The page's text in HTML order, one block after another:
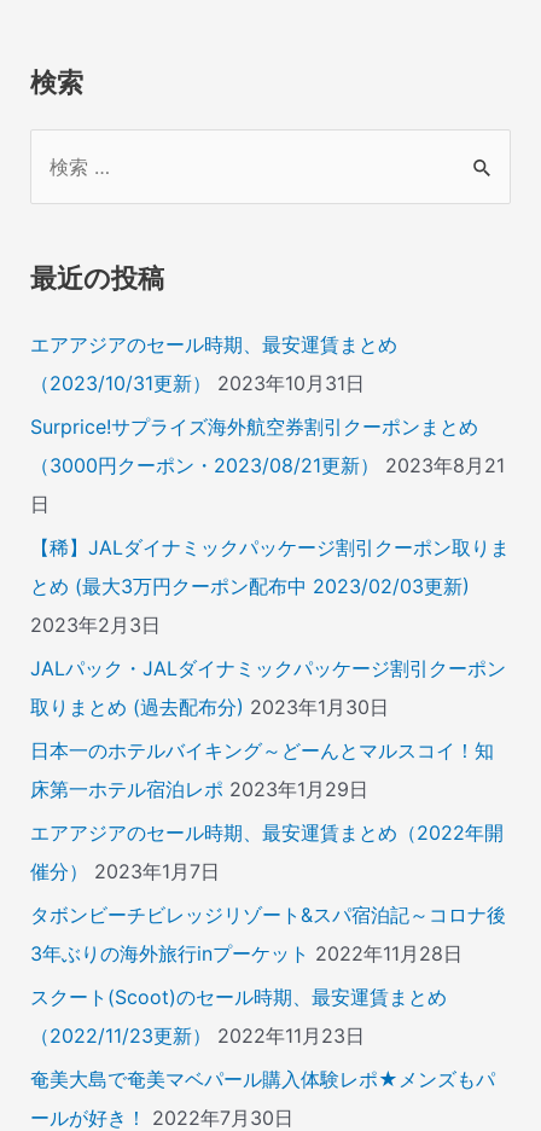
検索
象
最近の投稿
エアアジアのセール時期、最安運賃まとめ
（2023/10/31更新）
2023年10月31日
Surprice!サプライズ海外航空券割引クーポンまとめ
（3000円クーポン・2023/08/21更新）
2023年8月21
日
【稀】JALダイナミックパッケージ割引クーポン取りま
とめ (最大3万円クーポン配布中 2023/02/03更新)
2023年2月3日
JALパック・JALダイナミックパッケージ割引クーポン
取りまとめ (過去配布分) 2023年1月30日
日本一のホテルバイキング～どーんとマルスコイ！知
床第一ホテル宿泊レポ 2023年1月29日
エアアジアのセール時期、最安運賃まとめ（2022年開
催分）
2023年1月7日
タボンビーチビレッジリゾート&スパ宿泊記～コロナ後
3年ぶりの海外旅行inプーケット 2022年11月28日
スクート(Scoot)のセール時期、最安運賃まとめ
（2022/11/23更新）
2022年11月23日
奄美大島で奄美マベパール購入体験レポ★メンズもパ
ールが好き！
2022年7月30日